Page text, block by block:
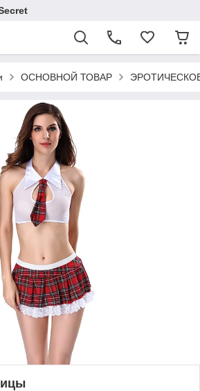
ОСНОВНОЙ ТОВАР